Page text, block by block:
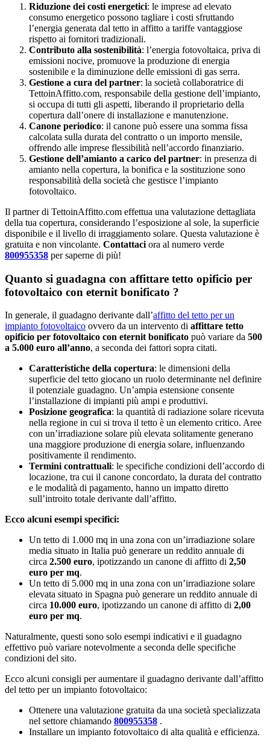
Riduzione dei costi energetici: le imprese ad elevato
consumo energetico possono tagliare i costi sfruttando
l’energia generata dal tetto in affitto a tariffe vantaggiose
rispetto ai fornitori tradizionali.
Contributo alla sostenibilità: l’energia fotovoltaica, priva di
emissioni nocive, promuove la produzione di energia
sostenibile e la diminuzione delle emissioni di gas serra.
Gestione a cura del partner: la società collaboratrice di
TettoinAffitto.com, responsabile della gestione dell’impianto,
si occupa di tutti gli aspetti, liberando il proprietario della
copertura dall’onere di installazione e manutenzione.
Canone periodico: il canone può essere una somma fissa
calcolata sulla durata del contratto o un importo mensile,
offrendo alle imprese flessibilità nell’accordo finanziario.
Gestione dell’amianto a carico del partner: in presenza di
amianto nella copertura, la bonifica e la sostituzione sono
responsabilità della società che gestisce l’impianto
fotovoltaico.
Il partner di TettoinAffitto.com effettua una valutazione dettagliata
della tua copertura, considerando l’esposizione al sole, la superficie
disponibile e il livello di irraggiamento solare. Questa valutazione è
gratuita e non vincolante. Contattaci ora al numero verde
800955358 per saperne di più!
Quanto si guadagna con affittare tetto opificio per
fotovoltaico con eternit bonificato ?
In generale, il guadagno derivante dall’affitto del tetto per un
impianto fotovoltaico ovvero da un intervento di affittare tetto
opificio per fotovoltaico con eternit bonificato può variare da 500
a 5.000 euro all’anno, a seconda dei fattori sopra citati.
Caratteristiche della copertura: le dimensioni della
superficie del tetto giocano un ruolo determinante nel definire
il potenziale guadagno. Un’ampia estensione consente
l’installazione di impianti più ampi e produttivi.
Posizione geografica: la quantità di radiazione solare ricevuta
nella regione in cui si trova il tetto è un elemento critico. Aree
con un’irradiazione solare più elevata solitamente generano
una maggiore produzione di energia solare, influenzando
positivamente il rendimento.
Termini contrattuali: le specifiche condizioni dell’accordo di
locazione, tra cui il canone concordato, la durata del contratto
e le modalità di pagamento, hanno un impatto diretto
sull’introito totale derivante dall’affitto.
Ecco alcuni esempi specifici:
Un tetto di 1.000 mq in una zona con un’irradiazione solare
media situato in Italia può generare un reddito annuale di
circa 2.500 euro, ipotizzando un canone di affitto di 2,50
euro per mq.
Un tetto di 5.000 mq in una zona con un’irradiazione solare
elevata situato in Spagna può generare un reddito annuale di
circa 10.000 euro, ipotizzando un canone di affitto di 2,00
euro per mq.
Naturalmente, questi sono solo esempi indicativi e il guadagno
effettivo può variare notevolmente a seconda delle specifiche
condizioni del sito.
Ecco alcuni consigli per aumentare il guadagno derivante dall’affitto
del tetto per un impianto fotovoltaico:
Ottenere una valutazione gratuita da una società specializzata
nel settore chiamando 800955358 .
Installare un impianto fotovoltaico di alta qualità e efficienza.